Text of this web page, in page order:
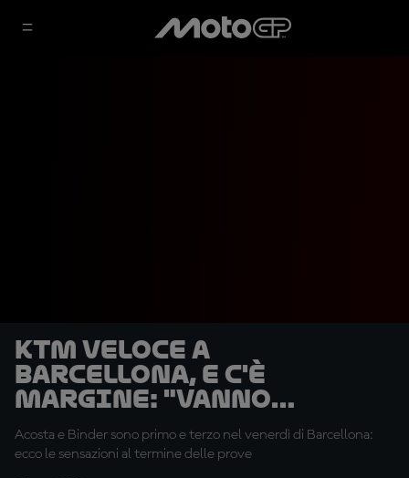
KTM veloce a
Barcellona, e c'è
margine: "Vanno
migliorate tante cose"
Acosta e Binder sono primo e terzo nel venerdì di Barcellona:
ecco le sensazioni al termine delle prove